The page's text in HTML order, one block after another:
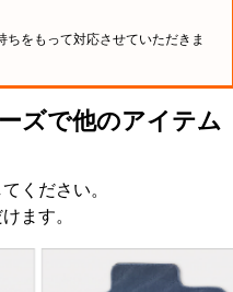
ちをもって対応させていただきま
ズで他のアイテム
ください。
ます。